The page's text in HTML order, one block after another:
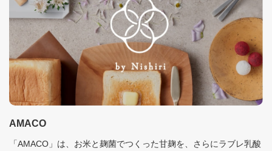
AMACO
「AMACO」は、お米と麹菌でつくった甘麹を、さらにラブレ乳酸